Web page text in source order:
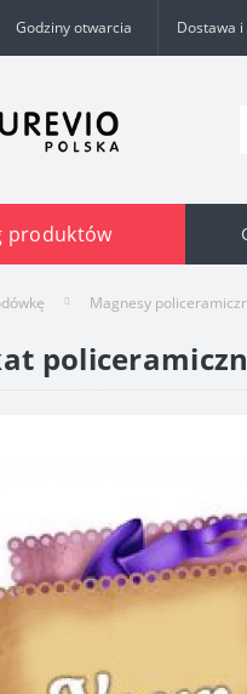
Godziny otwarcia Dostawa i
produktów
Magnesy